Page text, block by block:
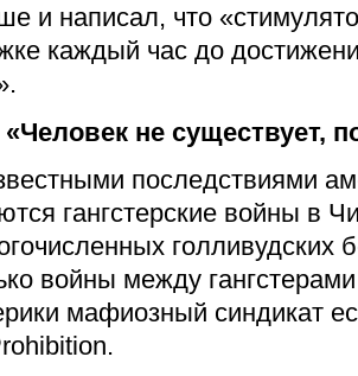
и написал, что
каждый час до
не существует,
последствиями
гангстерские войны в
голливудских
войны между
мафиозный синдикат